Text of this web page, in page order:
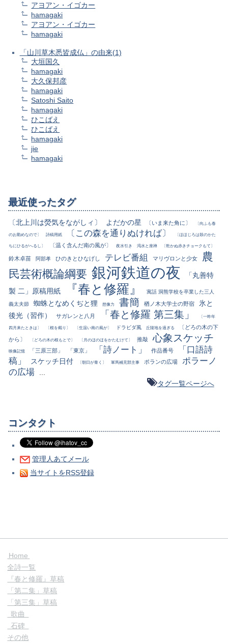
アヨアン・イゴカー
hamagaki
アヨアン・イゴカー
hamagaki
「山川草木悉皆成仏」の由来(1)
大垣国久
hamagaki
大久保邦彦
hamagaki
Satoshi Saito
hamagaki
ひこばえ
ひこばえ
hamagaki
jie
hamagaki
最近使ったタグ
〔北上川は熒気をながしィ〕 よだかの星 〔いま来た角に〕 〔向ふも春
のお勤めなので〕 詩稿用紙 〔この森を通りぬければ〕 〔ほほじろは鼓のかた
ちにひるがへるし〕 〔温く含んだ南の風が〕 夜水引き 渇水と座禅 〔乾かぬ赤きチョークもて〕
鈴木卓苗 阿部孝 ひのきとひなげし テレビ番組 マリヴロンと少女
農
民芸術概論綱要 銀河鉄道の夜
「丸善特
製 二」原稿用紙
『春と修羅』 寓話 洞熊学校を卒業した三人
義太夫節 蜘蛛となめくぢと狸 想像力 書簡 楢ノ木大学士の野宿
氷と
後光（習作）
サガレンと八月 「春と修羅 第三集」 〔一昨年
四月来たときは〕 〔根を截り〕 〔生温い南の風が〕 ドラビダ風 丘陵地を過ぎる
〔どろの木の下
から〕
〔どろの木の根もとで〕 〔月のほのほをかたむけて〕 推敲 心象スケッチ
映像記憶 「三原三部」 「東京」 「詩ノート」 作品番号
「口語詩
稿」
スケッチ日付 〔朝日が青く〕 軍馬補充部主事 ポランの広場
ポラーノ
の広場
タグ一覧ページへ
コンタクト
管理人あてメール
当サイトをRSS登録
Home
全詩一覧
『春と修羅』草稿
「第二集」草稿
「第三集」草稿
歌曲
石碑
その他